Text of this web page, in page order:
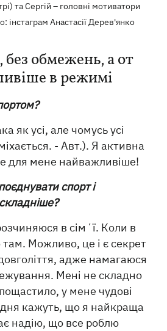
та Сергій – головні мотиватори
інстаграм Анастасії Дерев'янко
обмежень, а от
в режимі
як усі, але чомусь усі
- Авт.). Я активна
для мене найважливіше!
спорт і
в сімʼї. Коли в
там. Можливо, це і є секрет
адже намагаюся
Мені не складно
у мене чудові
кажуть, що я найкраща
надію, що все роблю